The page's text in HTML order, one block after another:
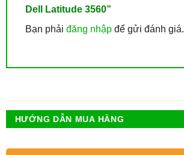
Dell Latitude 3560”
Bạn phải đăng nhậpđể gửi đánh giá.
HƯỚNG DẪN MUA HÀNG